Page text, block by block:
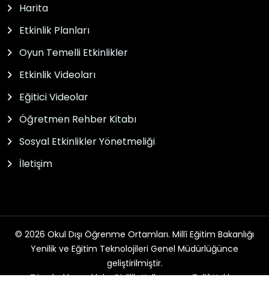
Harita
Etkinlik Planları
Oyun Temelli Etkinlikler
Etkinlik Videoları
Eğitici Videolar
Öğretmen Rehber Kitabı
Sosyal Etkinlikler Yönetmeliği
İletişim
© 2026 Okul Dışı Öğrenme Ortamları. Millî Eğitim Bakanlığı
Yenilik ve Eğitim Teknolojileri Genel Müdürlüğünce
geliştirilmiştir.
Tüm hakları saklıdır. Gizlilik, Kullanım ve Telif Hakları